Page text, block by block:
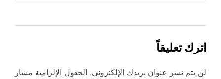
اترك تعليقاً
لن يتم نشر عنوان بريدك الإلكتروني. الحقول الإلزامية مشار